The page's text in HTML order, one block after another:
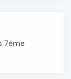
7ème